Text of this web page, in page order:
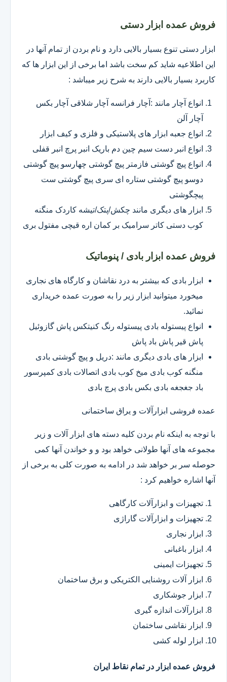
فروش عمده ابزار دستی
ابزار دستی تنوع بسیار بالایی دارد و نام بردن از تمام آنها در
این اطلاعیه شاید کم سخت باشد اما برخی از این ابزار ها که
کاربرد بسیار بالایی دارند به شرح زیر میباشد :
انواع آچار مانند :آچار فرانسه آچار شلاقی آچار بکس
آچار آلن
انواع جعبه ابزار های پلاستیکی و فلزی و کیف ابزار
انواع انبر دست سیم چین دم باریک انبر پرچ انبر قفلی
انواع پیچ گوشتی فازمتر پیچ گوشتی چهارسو پیچ گوشتی
دوسو پیچ گوشتی ستاره ای سری پیچ گوشتی ست
پیچگوشتی
ابزار های دیگری مانند چکش/پتک/تیشه کاردک منگنه
کوب دستی کاتر سرامیک بر کمان اره قیچی مفتول بری
فروش عمده ابزار بادی / پنوماتیک
ابزار بادی که بیشتر به درد نقاشان و کارگاه های نجاری
میخورد میتوانید ابزار زیر را به صورت عمده خریداری
نمائید.
انواع پیستوله بادی پیستوله رنگ کنیتکس پاش گازوئیل
پاش قیر پاش باد پاش
ابزار های بادی دیگری مانند :دریل و پیچ گوشتی بادی
منگنه کوب بادی میخ کوب بادی اتصالات بادی کمپرسور
باد جغجغه بادی بکس بادی پرچ بادی
عمده فروشی ابزارآلات و یراق ساختمانی
با توجه به اینکه نام بردن کلیه دسته های ابزار آلات و زیر
مجموعه های آنها طولانی خواهد بود و و خواندن آنها کمی
حوصله سر بر خواهد شد در ادامه به صورت کلی به برخی از
آنها اشاره خواهیم کرد :
تجهیزات و ابزارآلات کارگاهی
تجهیزات و ابزارآلات گاراژی
ابزار نجاری
ابزار باغبانی
تجهیزات ایمینی
ابزار آلات روشنایی الکتریکی و برق ساختمان
ابزار جوشکاری
ابزارآلات اندازه گیری
ابزار نقاشی ساختمان
ابزار لوله کشی
فروش عمده ابزار در تمام نقاط ایران